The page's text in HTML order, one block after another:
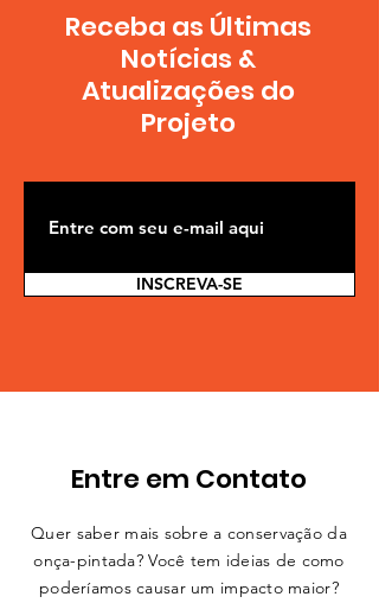
Receba as Últimas
Notícias &
Atualizações do
Projeto
INSCREVA-SE
Entre em Contato
Quer saber mais sobre a conservação da
onça-pintada? Você tem ideias de como
poderíamos causar um impacto maior?